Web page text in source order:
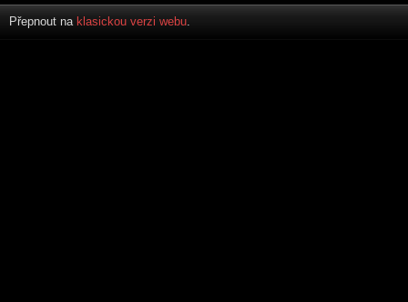
Přepnout na klasickou verzi webu.